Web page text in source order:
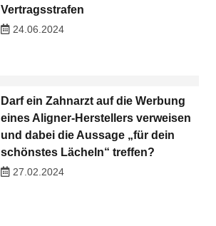
Vertragsstrafen
24.06.2024
Darf ein Zahnarzt auf die Werbung
eines Aligner-Herstellers verweisen
und dabei die Aussage „für dein
schönstes Lächeln“ treffen?
27.02.2024